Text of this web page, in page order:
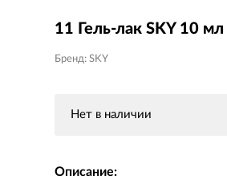
11 Гель-лак SKY 10 мл
Бренд: SKY
Нет в наличии
Описание: